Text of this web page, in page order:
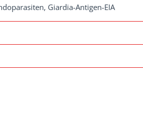
Giardia-Antigen-EIA